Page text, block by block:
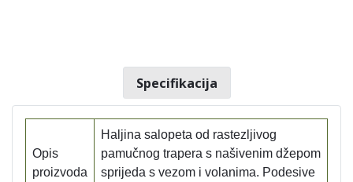
Specifikacija
Opis
proizvoda
Haljina salopeta od rastezljivog
pamučnog trapera s našivenim džepom
sprijeda s vezom i volanima. Podesive